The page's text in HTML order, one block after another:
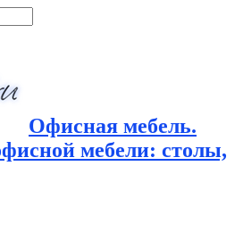
Офисная мебель.
мебели: столы,